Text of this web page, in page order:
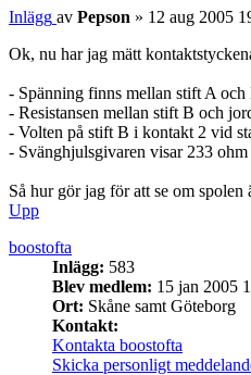
Inlägg av Pepson » 12 aug 2005
Ok, nu har jag mätt
- Spänning finns mellan stift A och
- Resistansen mellan stift B och
- Volten på stift B i kontakt 2 vid
- Svänghjulsgivaren visar 233 ohm
Så hur gör jag för att se om spolen
Upp
boostofta
Inlägg: 583
Blev medlem: 15 jan 2005
Ort: Skåne samt Göteborg
Kontakt:
Kontakta boostofta
Skicka personligt